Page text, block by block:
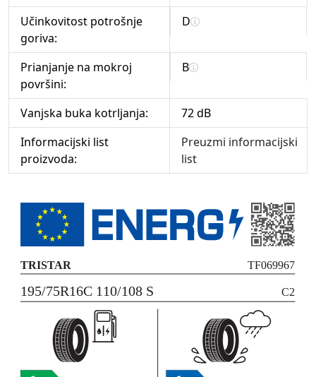
Učinkovitost potrošnje
goriva:
D
Prianjanje na mokroj
površini:
B
Vanjska buka kotrljanja:
72 dB
Informacijski list
proizvoda:
Preuzmi informacijski
list